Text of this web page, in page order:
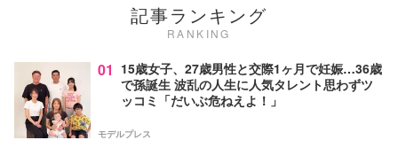
記事ランキング
RANKING
01 15歳女子、27歳男性と交際1ヶ月で妊娠…36歳
で孫誕生 波乱の人生に人気タレント思わずツ
ッコミ「だいぶ危ねえよ！」
モデルプレス